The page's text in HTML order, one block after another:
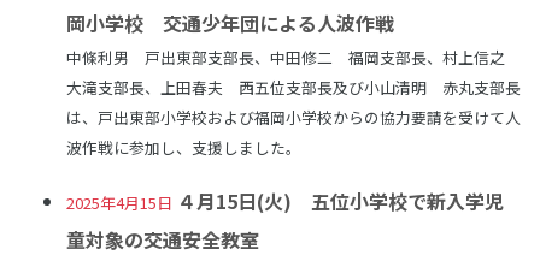
岡小学校 交通少年団による人波作戦
中條利男 戸出東部支部長、中田修二 福岡支部長、村上信之
大滝支部長、上田春夫 西五位支部長及び小山清明 赤丸支部長
は、戸出東部小学校および福岡小学校からの協力要請を受けて人
波作戦に参加し、支援しました。
2025年4月15日 ４月15日(火) 五位小学校で新入学児
童対象の交通安全教室